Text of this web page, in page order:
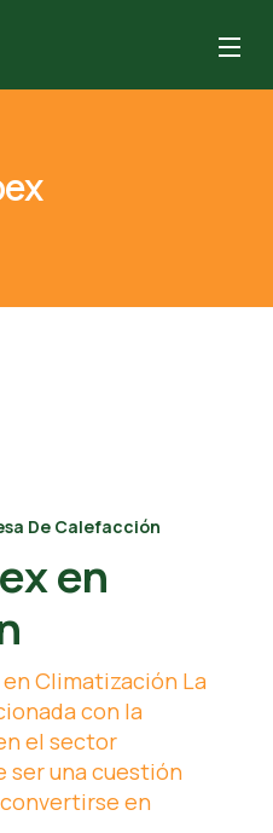
De Calefacción
en
Climatización La
con la
el sector
ser una cuestión
en